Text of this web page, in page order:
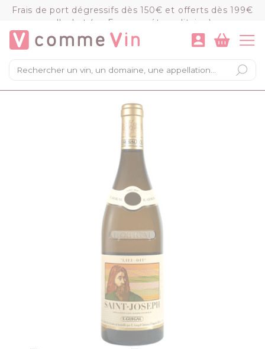
Frais de port dégressifs dès 150€ et offerts dès 199€
d'achat (en France métropolitaine)
×
Mon panier
Chargement du panier...
VOIR LE PANIER COMMANDER
Panneau de gestion des cookies